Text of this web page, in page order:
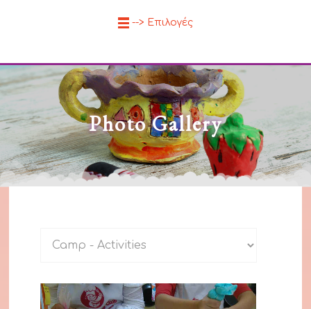
--> Επιλογές
Photo Gallery